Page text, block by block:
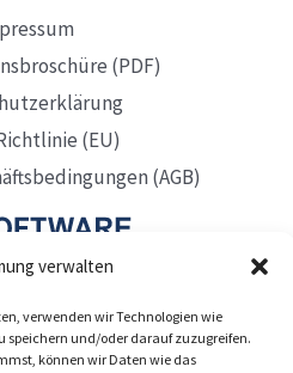
verwalten
verwenden wir Technologien wie
speichern und/oder darauf zuzugreifen.
können wir Daten wie das
(PDF)
(EU)
(AGB)
Düsseldorf